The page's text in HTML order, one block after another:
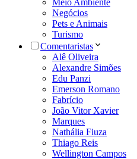
Negócios
Pets e Animais
Turismo
Comentaristas
Alê Oliveira
Alexandre Simões
Edu Panzi
Emerson Romano
Fabrício
João Vitor Xavier
Marques
Nathália Fiuza
Thiago Reis
Wellington Campos